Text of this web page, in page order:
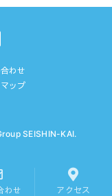
わせ
ップ
SEISHIN-KAI.
わせ アクセス